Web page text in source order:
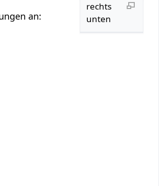
rechts
unten
an: